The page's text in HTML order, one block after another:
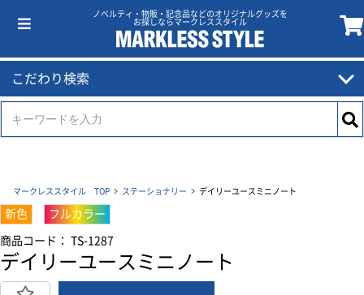
ノベルティ・物販・記念品などのオリジナルグッズを
お探しならマークレススタイル
こだわり検索
マークレススタイル TOP ステーショナリー デイリーユースミニノート
新色 フルカラー
商品コード： TS-1287
デイリーユースミニノート